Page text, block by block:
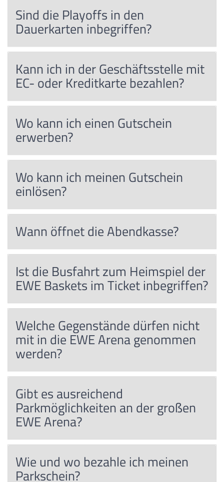
Sind die Playoffs in den
Dauerkarten inbegriffen?
Kann ich in der Geschäftsstelle mit
EC- oder Kreditkarte bezahlen?
Wo kann ich einen Gutschein
erwerben?
Wo kann ich meinen Gutschein
einlösen?
Wann öffnet die Abendkasse?
Ist die Busfahrt zum Heimspiel der
EWE Baskets im Ticket inbegriffen?
Welche Gegenstände dürfen nicht
mit in die EWE Arena genommen
werden?
Gibt es ausreichend
Parkmöglichkeiten an der großen
EWE Arena?
Wie und wo bezahle ich meinen
Parkschein?